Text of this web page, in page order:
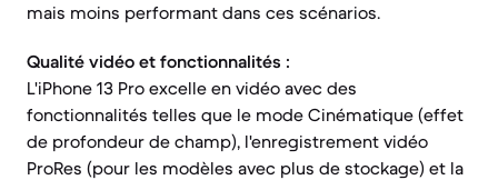
mais moins performant dans ces scénarios.
Qualité vidéo et fonctionnalités :
L'iPhone 13 Pro excelle en vidéo avec des
fonctionnalités telles que le mode Cinématique (effet
de profondeur de champ), l'enregistrement vidéo
ProRes (pour les modèles avec plus de stockage) et la